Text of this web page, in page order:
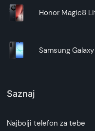
Honor Magic8
Samsung
Saznaj
Najbolji telefon za tebe